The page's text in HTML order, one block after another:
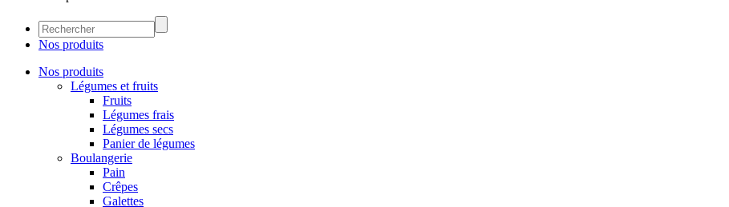
Nos produits
Nos produits
Légumes et fruits
Fruits
Légumes frais
Légumes secs
Panier de légumes
Boulangerie
Pain
Crêpes
Galettes